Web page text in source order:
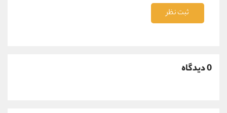
ثبت نظر
0 دیدگاه